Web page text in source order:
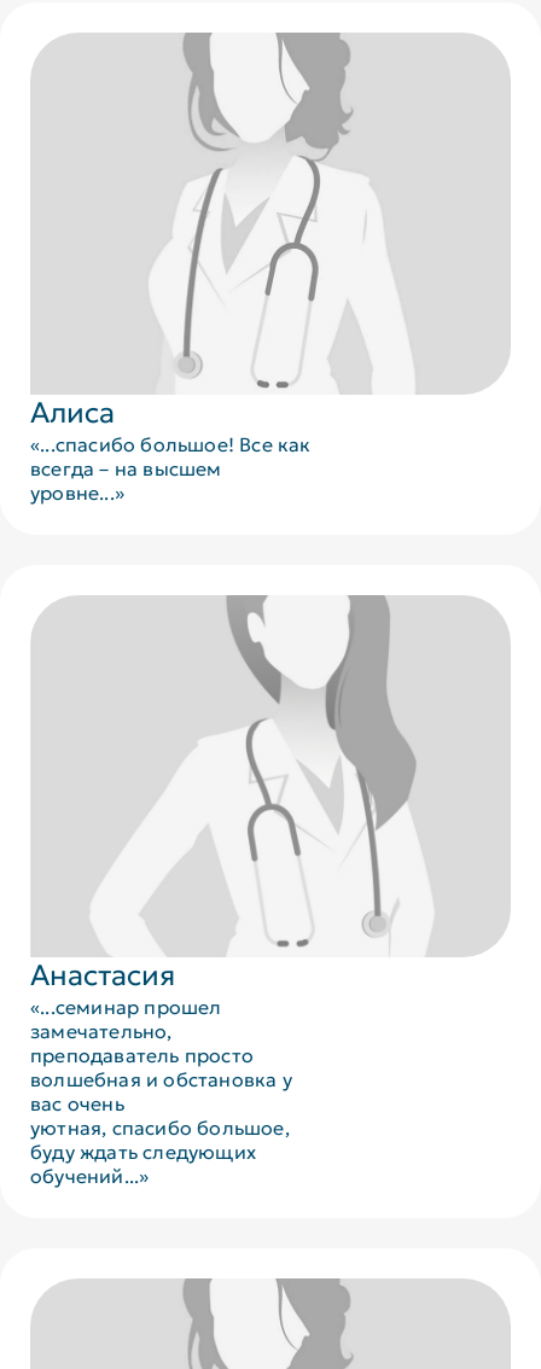
Алиса
«...спасибо большое! Все как
всегда – на высшем
уровне...»
Анастасия
«...семинар прошел
замечательно,
преподаватель просто
волшебная и обстановка у
вас очень
уютная, спасибо большое,
буду ждать следующих
обучений...»